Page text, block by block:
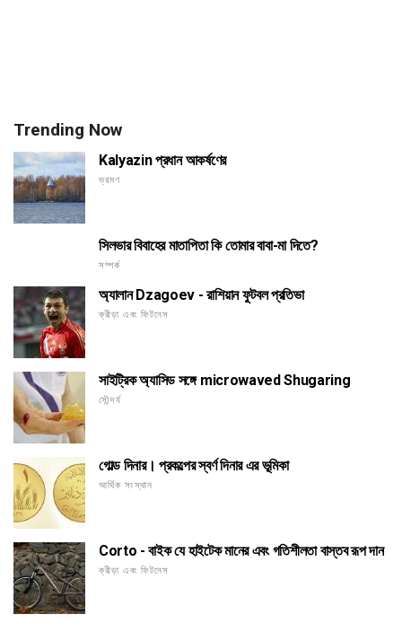
Trending Now
Kalyazin প্রধান আকর্ষণের
ভ্রমণ
সিলভার বিবাহের মাতাপিতা কি তোমার বাবা-মা দিতে?
সম্পর্ক
অ্যালান Dzagoev - রাশিয়ান ফুটবল প্রতিভা
ক্রীড়া এবং ফিটনেস
সাইট্রিক অ্যাসিড সঙ্গে microwaved Shugaring
সৌন্দর্য
গোল্ড দিনার। প্রকল্পের স্বর্ণ দিনার এর ভূমিকা
আর্থিক সংস্থান
Corto - বাইক যে হাইটেক মানের এবং গতিশীলতা বাস্তব রূপ দান
ক্রীড়া এবং ফিটনেস